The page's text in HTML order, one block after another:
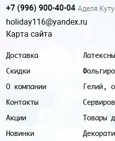
Доставка
Скидки
О компании
Контакты
Акции
Новинки
Гелий,
Товары
+7 (996) 900-40-04 Аделя
holiday116@yandex.ru
Карта сайта